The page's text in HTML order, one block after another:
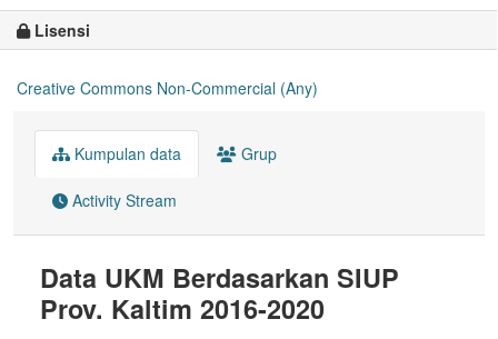
Lisensi
Creative Commons Non-Commercial (Any)
Kumpulan data Grup
Activity Stream
Data UKM Berdasarkan SIUP
Prov. Kaltim 2016-2020